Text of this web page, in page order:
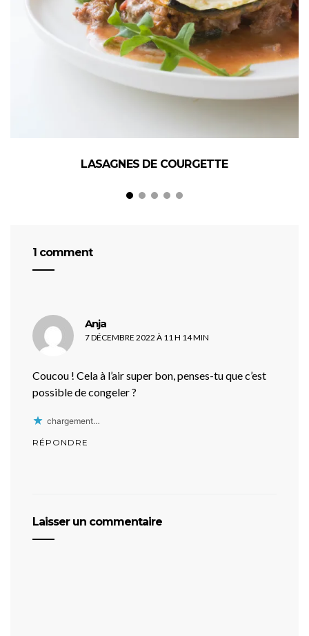
LASAGNES DE COURGETTE
1 comment
Anja
7 DÉCEMBRE 2022 À 11 H 14 MIN
Coucou ! Cela à l’air super bon, penses-tu que c’est
possible de congeler ?
chargement…
RÉPONDRE
Laisser un commentaire